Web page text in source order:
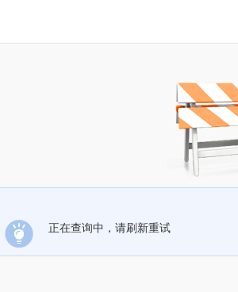
正在查询中，请刷新重试